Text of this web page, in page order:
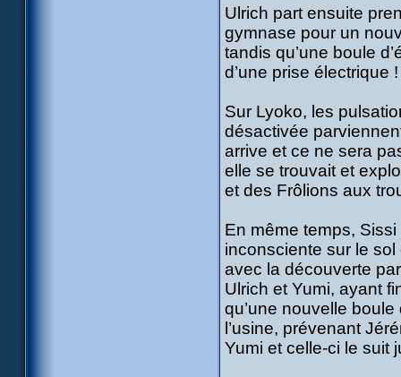
Ulrich part ensuite
gymnase pour un
tandis qu’une boule
d’une prise électrique !
Sur Lyoko, les
désactivée
arrive et ce ne sera
elle se trouvait et
et des Frôlions aux
En même temps,
inconsciente sur le
avec la découverte
Ulrich et Yumi, ayant
qu’une nouvelle
l’usine, prévenant
Yumi et celle-ci le suit